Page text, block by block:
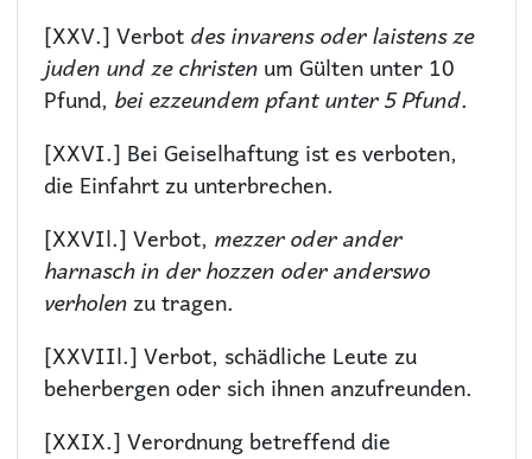
[XXV.] Verbot des invarens oder laistens ze
juden und ze christen um Gülten unter 10
Pfund, bei ezzeundem pfant unter 5 Pfund.
[XXVI.] Bei Geiselhaftung ist es verboten,
die Einfahrt zu unterbrechen.
[XXVIl.] Verbot, mezzer oder ander
harnasch in der hozzen oder anderswo
verholen zu tragen.
[XXVIIl.] Verbot, schädliche Leute zu
beherbergen oder sich ihnen anzufreunden.
[XXIX.] Verordnung betreffend die